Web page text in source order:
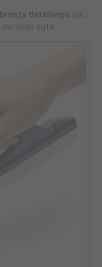
detailingu, jak i
auta.